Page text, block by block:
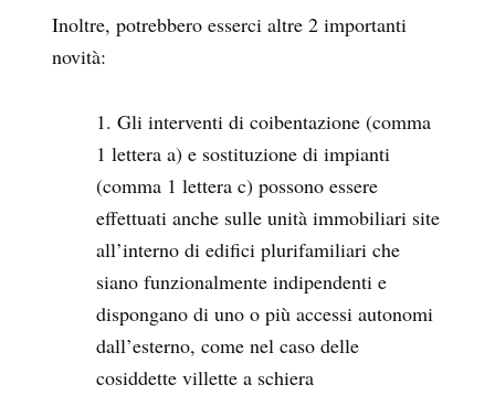
Inoltre, potrebbero esserci altre 2 importanti
novità:
Gli interventi di coibentazione (comma
1 lettera a) e sostituzione di impianti
(comma 1 lettera c) possono essere
effettuati anche sulle unità immobiliari site
all’interno di edifici plurifamiliari che
siano funzionalmente indipendenti e
dispongano di uno o più accessi autonomi
dall’esterno, come nel caso delle
cosiddette villette a schiera